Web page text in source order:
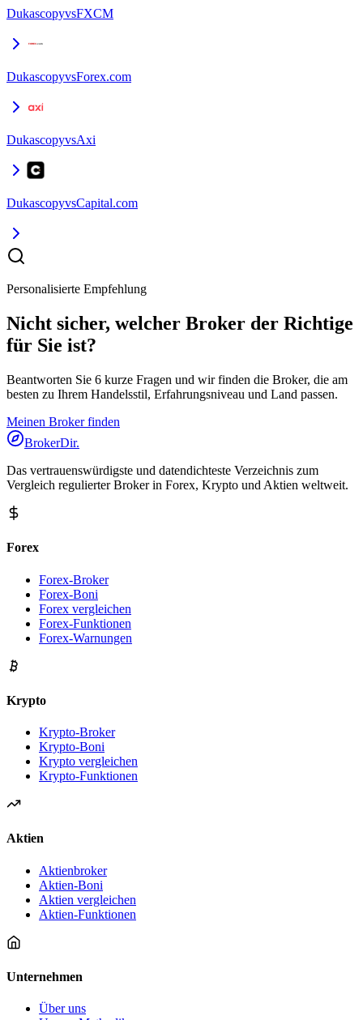
DukascopyvsFXCM
DukascopyvsForex.com
DukascopyvsAxi
DukascopyvsCapital.com
Personalisierte Empfehlung
Nicht sicher, welcher Broker der Richtige
für Sie ist?
Beantworten Sie 6 kurze Fragen und wir finden die Broker, die am
besten zu Ihrem Handelsstil, Erfahrungsniveau und Land passen.
Meinen Broker finden
BrokerDir.
Das vertrauenswürdigste und datendichteste Verzeichnis zum
Vergleich regulierter Broker in Forex, Krypto und Aktien weltweit.
Forex
Forex-Broker
Forex-Boni
Forex vergleichen
Forex-Funktionen
Forex-Warnungen
Krypto
Krypto-Broker
Krypto-Boni
Krypto vergleichen
Krypto-Funktionen
Aktien
Aktienbroker
Aktien-Boni
Aktien vergleichen
Aktien-Funktionen
Unternehmen
Über uns